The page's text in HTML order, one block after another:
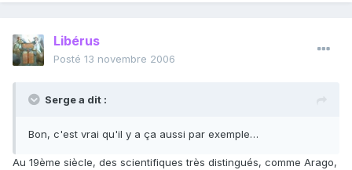
Libérus
Posté 13 novembre 2006
Serge a dit :
Bon, c'est vrai qu'il y a ça aussi par exemple…
Au 19ème siècle, des scientifiques très distingués, comme Arago,